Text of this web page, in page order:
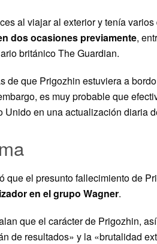
al viajar al exterior y tenía
dos ocasiones previamente,
británico The Guardian.
de que Prigozhin estuviera a
es muy probable que
Unido en una actualización diaria
que el presunto fallecimiento de
en el grupo Wagner.
que el carácter de Prigozhin,
de resultados» y la «brutalidad